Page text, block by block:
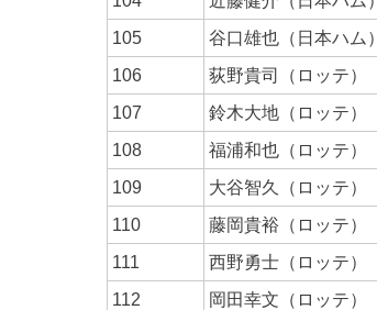
105
谷口雄也（日本ハム）
106
荻野貴司（ロッテ）
107
鈴木大地（ロッテ）
108
福浦和也（ロッテ）
109
大谷智久（ロッテ）
110
藤岡貴裕（ロッテ）
111
西野勇士（ロッテ）
112
岡田幸文（ロッテ）